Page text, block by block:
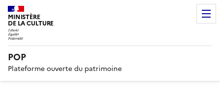
MINISTÈRE
DE LA CULTURE
POP
Plateforme ouverte du patrimoine